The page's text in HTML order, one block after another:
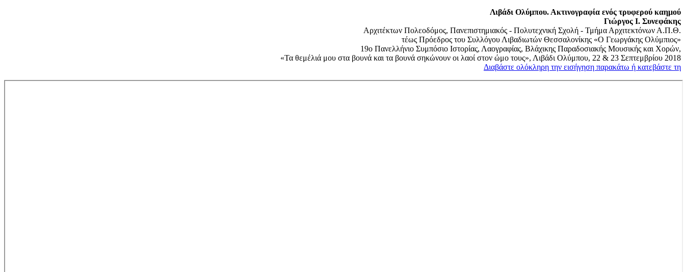
Λιβάδι Ολύμπου. Ακτινογραφία ενός τρυφερού καημού
Γιώργος Ι. Συνεφάκης
Αρχιτέκτων Πολεοδόμος, Πανεπιστημιακός - Πολυτεχνική Σχολή - Τμήμα Αρχιτεκτόνων Α.Π.Θ.
τέως Πρόεδρος του Συλλόγου Λιβαδιωτών Θεσσαλονίκης «Ο Γεωργάκης Ολύμπιος»
19ο Πανελλήνιο Συμπόσιο Ιστορίας, Λαογραφίας, Βλάχικης Παραδοσιακής Μουσικής και Χορών,
«Τα θεμέλιά μου στα βουνά και τα βουνά σηκώνουν οι λαοί στον ώμο τους», Λιβάδι Ολύμπου, 22 & 23 Σεπτεμβρίου 2018
Διαβάστε ολόκληρη την εισήγηση παρακάτω ή κατεβάστε τη